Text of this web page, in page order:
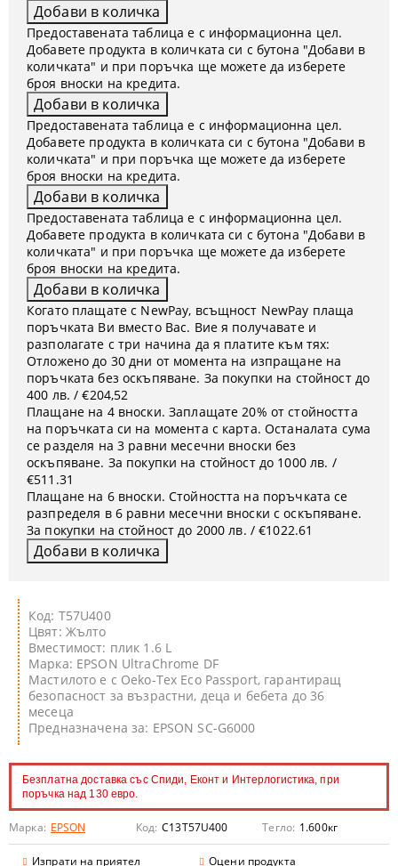
Код: T57U400
Цвят: Жълто
Вместимост: плик 1.6 L
Марка: EPSON UltraChrome DF
Мастилото е с Oeko-Tex Eco Passport, гарантиращ
безопасност за възрастни, деца и бебета до 36
месеца
Предназначена за: EPSON SC-G6000
Безплатна доставка със Спиди, Еконт и Интерлогистика, при
поръчка над 130 евро.
Марка: EPSON Код: C13T57U400 Тегло: 1.600кг
Изпрати на приятел Оцени продукта
Предоставената таблица е с информационна цел.
Добавете продукта в количката си с бутона "Добави в
количката" и при поръчка ще можете да изберете
броя вноски на кредита.
Предоставената таблица е с информационна цел.
Добавете продукта в количката си с бутона "Добави в
количката" и при поръчка ще можете да изберете
броя вноски на кредита.
Предоставената таблица е с информационна цел.
Добавете продукта в количката си с бутона "Добави в
количката" и при поръчка ще можете да изберете
броя вноски на кредита.
Когато плащате с NewPay, всъщност NewPay плаща
поръчката Ви вместо Вас. Вие я получавате и
разполагате с три начина да я платите към тях:
Отложено до 30 дни от момента на изпращане на
поръчката без оскъпяване. За покупки на стойност до
400 лв. / €204,52
Плащане на 4 вноски. Заплащате 20% от стойността
на поръчката си на момента с карта. Останалата сума
се разделя на 3 равни месечни вноски без
оскъпяване. За покупки на стойност до 1000 лв. /
€511.31
Плащане на 6 вноски. Стойността на поръчката се
разпределя в 6 равни месечни вноски с оскъпяване.
За покупки на стойност до 2000 лв. / €1022.61